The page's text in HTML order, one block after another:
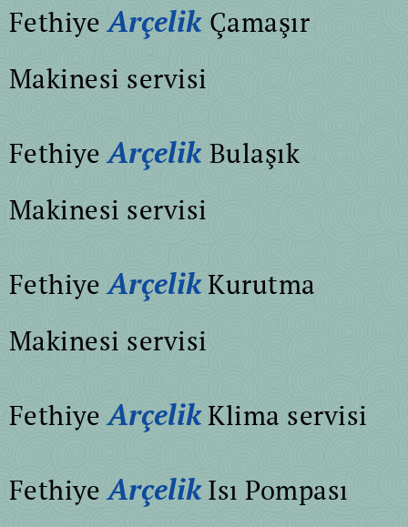
FethiyeArçelik Çamaşır
Makinesi servisi
FethiyeArçelik Bulaşık
Makinesi servisi
FethiyeArçelikKurutma
Makinesi servisi
FethiyeArçelikKlima servisi
FethiyeArçelikIsı Pompası